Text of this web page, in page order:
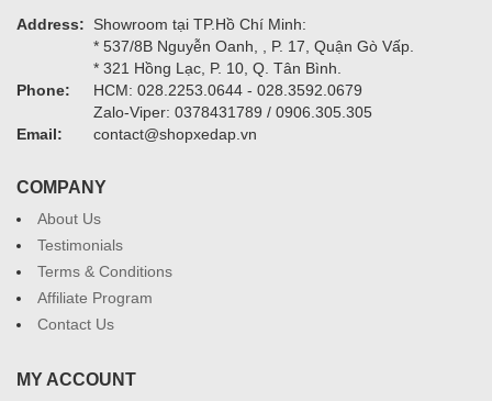
Address:
Showroom tại TP.Hồ Chí Minh:
* 537/8B Nguyễn Oanh, , P. 17, Quận Gò Vấp.
* 321 Hồng Lạc, P. 10, Q. Tân Bình.
Phone:
HCM: 028.2253.0644 - 028.3592.0679
Zalo-Viper: 0378431789 / 0906.305.305
Email:
contact@shopxedap.vn
COMPANY
About Us
Testimonials
Terms & Conditions
Affiliate Program
Contact Us
MY ACCOUNT